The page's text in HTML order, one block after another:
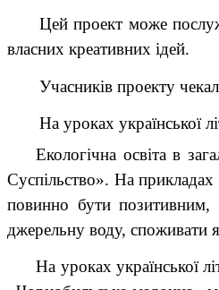
Цей проект може
власних креативних ідей.
Учасників проекту
На уроках української
Екологічна освіта в
Суспільство». На
повинно бути позитивним,
джерельну воду, споживати
На уроках української